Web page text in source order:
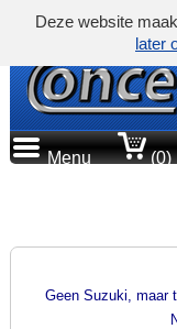
Menu (0)
Geen Suzuki, maar
Deze website
later